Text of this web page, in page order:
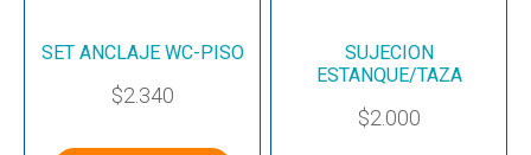
SET ANCLAJE WC-PISO
$2.340
SUJECION
ESTANQUE/TAZA
$2.000